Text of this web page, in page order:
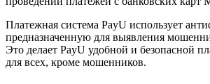
Платежная система PayU использует
предназначенную для выявления
Это делает PayU удобной и безопасной
для всех, кроме мошенников.